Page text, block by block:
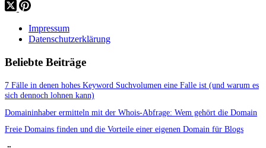
Impressum
Datenschutzerklärung
Beliebte Beiträge
7 Fälle in denen hohes Keyword Suchvolumen eine Falle ist (und warum es
sich dennoch lohnen kann)
Domaininhaber ermitteln mit der Whois-Abfrage: Wem gehört die Domain
Freie Domains finden und die Vorteile einer eigenen Domain für Blogs